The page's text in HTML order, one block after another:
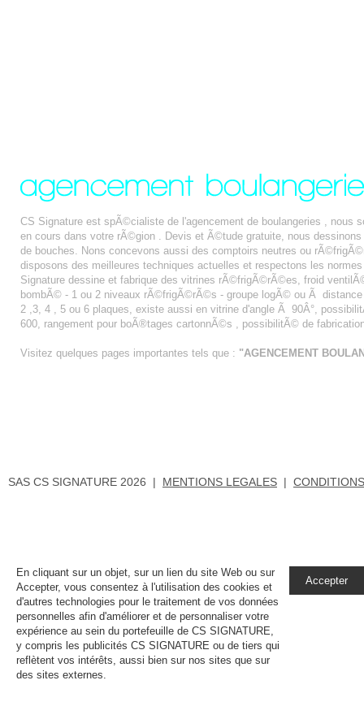
CS Signature est spÃ©cialiste de l'agencement de boulangeries ,
en cours dans votre rÃ©gion . Devis et Ã©tude gratuite, nous
de bouches. Nons concevons aussi des comptoirs neutres ou
disposons des meilleures techniques actuelles et respectons les
Signature dessine et fabrique des vitrines rÃ©frigÃ©rÃ©es, froid
bombÃ© - 1 ou 2 niveaux rÃ©frigÃ©rÃ©s - groupe logÃ© ou Ã
2 ,3, 4 , 5 ou 6 plaques, existe aussi en vitrine d'angle Ã 90Â°,
600, rangement pour boÃ®tages cartonnÃ©s , possibilitÃ© de
Visitez quelques pages importantes tels que : "AGENCEMENT
SAS CS SIGNATURE 2026 | MENTIONS LEGALES |
En cliquant sur un objet, sur un lien du site Web ou sur
Accepter, vous consentez à l'utilisation des cookies et
d'autres technologies pour le traitement de vos données
personnelles afin d'améliorer et de personnaliser votre
expérience au sein du portefeuille de CS SIGNATURE,
y compris les publicités CS SIGNATURE ou de tiers qui
reflètent vos intérêts, aussi bien sur nos sites que sur
des sites externes.
Accepter